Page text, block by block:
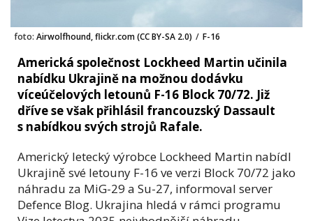
foto: Airwolfhound, flickr.com (CC BY-SA 2.0) / F-16
Americká společnost Lockheed Martin učinila
nabídku Ukrajině na možnou dodávku
víceúčelových letounů F-16 Block 70/72. Již
dříve se však přihlásil francouzský Dassault
s nabídkou svých strojů Rafale.
Americký letecký výrobce Lockheed Martin nabídl
Ukrajině své letouny F-16 ve verzi Block 70/72 jako
náhradu za MiG-29 a Su-27, informoval server
Defence Blog. Ukrajina hledá v rámci programu